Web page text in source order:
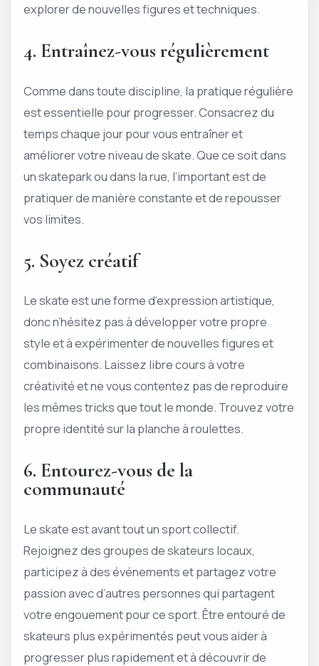
explorer de nouvelles figures et techniques.
4. Entraînez-vous régulièrement
Comme dans toute discipline, la pratique régulière
est essentielle pour progresser. Consacrez du
temps chaque jour pour vous entraîner et
améliorer votre niveau de skate. Que ce soit dans
un skatepark ou dans la rue, l’important est de
pratiquer de manière constante et de repousser
vos limites.
5. Soyez créatif
Le skate est une forme d’expression artistique,
donc n’hésitez pas à développer votre propre
style et à expérimenter de nouvelles figures et
combinaisons. Laissez libre cours à votre
créativité et ne vous contentez pas de reproduire
les mêmes tricks que tout le monde. Trouvez votre
propre identité sur la planche à roulettes.
6. Entourez-vous de la
communauté
Le skate est avant tout un sport collectif.
Rejoignez des groupes de skateurs locaux,
participez à des événements et partagez votre
passion avec d’autres personnes qui partagent
votre engouement pour ce sport. Être entouré de
skateurs plus expérimentés peut vous aider à
progresser plus rapidement et à découvrir de